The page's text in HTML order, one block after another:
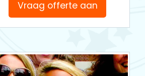
Vraag offerte aan